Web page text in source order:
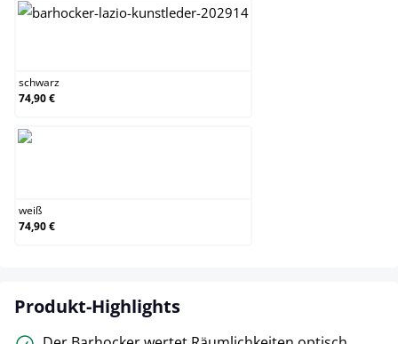
schwarz
74,90 €
weiß
74,90 €
Produkt-Highlights